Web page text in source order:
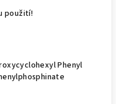
použití!
Phenyl